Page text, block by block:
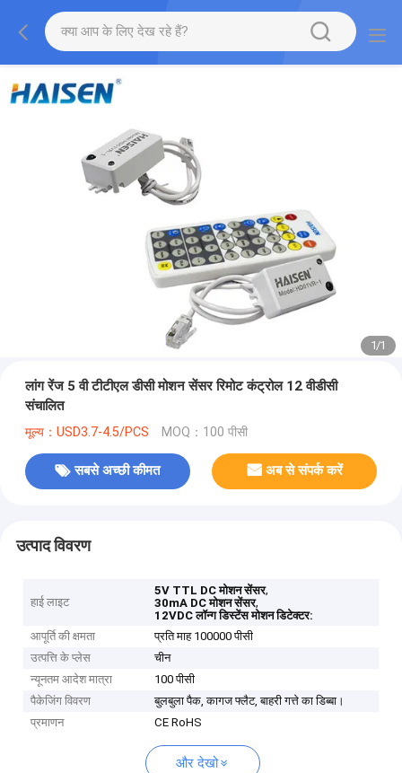
1/1
लांग रेंज 5 वी टीटीएल डीसी मोशन सेंसर रिमोट कंट्रोल 12 वीडीसी
संचालित
मूल्य：USD3.7-4.5/PCS MOQ：100 पीसी
सबसे अच्छी कीमत अब से संपर्क करें
उत्पाद विवरण
हाई लाइट
5V TTL DC मोशन सेंसर,
30mA DC मोशन सेंसर,
12VDC लॉन्ग डिस्टेंस मोशन डिटेक्टर:
आपूर्ति की क्षमता
प्रति माह 100000 पीसी
उत्पत्ति के प्लेस
चीन
न्यूनतम आदेश मात्रा
100 पीसी
पैकेजिंग विवरण
बुलबुला पैक, कागज फ्लैट, बाहरी गत्ते का डिब्बा।
प्रमाणन
CE RoHS
और देखो